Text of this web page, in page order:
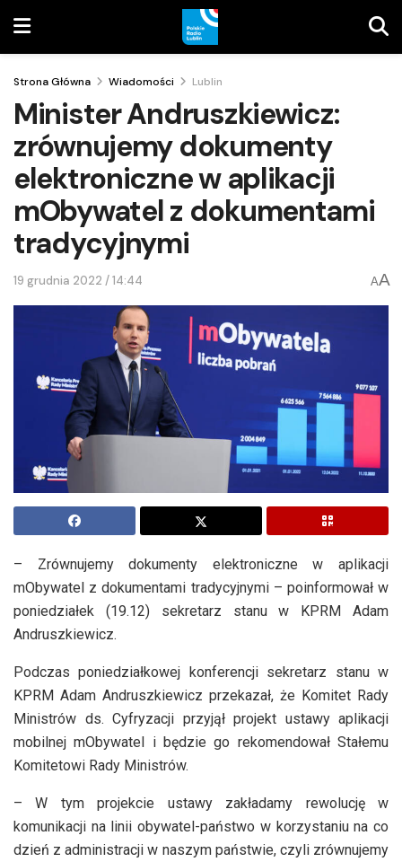
Strona Główna Wiadomości Lublin
Minister Andruszkiewicz:
zrównujemy dokumenty
elektroniczne w aplikacji
mObywatel z dokumentami
tradycyjnymi
19 grudnia 2022 / 14:44 AA
– Zrównujemy dokumenty elektroniczne w aplikacji
mObywatel z dokumentami tradycyjnymi – poinformował w
poniedziałek (19.12) sekretarz stanu w KPRM Adam
Andruszkiewicz.
Podczas poniedziałkowej konferencji sekretarz stanu w
KPRM Adam Andruszkiewicz przekazał, że Komitet Rady
Ministrów ds. Cyfryzacji przyjął projekt ustawy aplikacji
mobilnej mObywatel i będzie go rekomendował Stałemu
Komitetowi Rady Ministrów.
– W tym projekcie ustawy zakładamy rewolucję w
komunikacji na linii obywatel-państwo w korzystaniu na co
dzień z administracji w naszym państwie, czyli zrównujemy